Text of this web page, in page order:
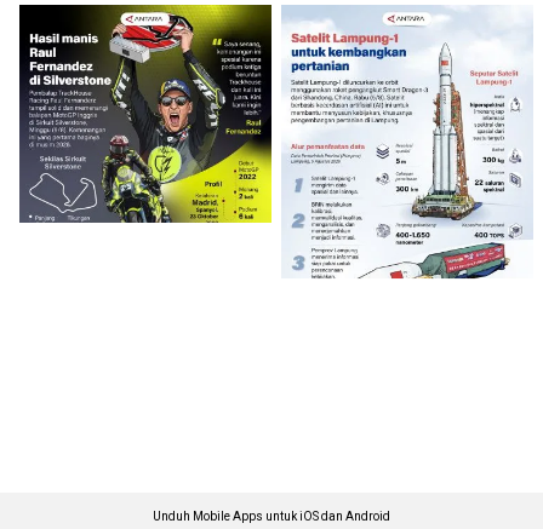
Unduh Mobile Apps untuk iOS dan Android